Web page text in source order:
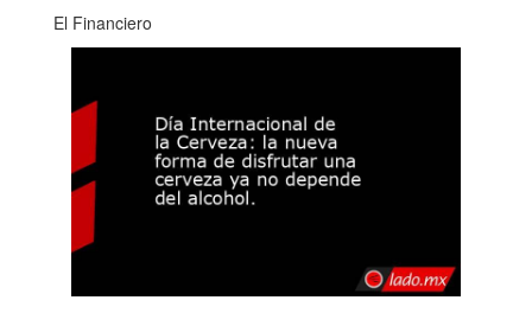
El Financiero